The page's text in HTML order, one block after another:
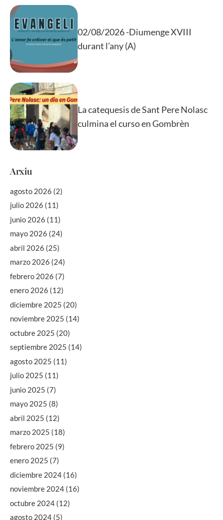
02/08/2026 -Diumenge XVIII
durant l’any (A)
La catequesis de Sant Pere Nolasc
culmina el curso en Gombrèn
Arxiu
agosto 2026 (2)
julio 2026 (11)
junio 2026 (11)
mayo 2026 (24)
abril 2026 (25)
marzo 2026 (24)
febrero 2026 (7)
enero 2026 (12)
diciembre 2025 (20)
noviembre 2025 (14)
octubre 2025 (20)
septiembre 2025 (14)
agosto 2025 (11)
julio 2025 (11)
junio 2025 (7)
mayo 2025 (8)
abril 2025 (12)
marzo 2025 (18)
febrero 2025 (9)
enero 2025 (7)
diciembre 2024 (16)
noviembre 2024 (16)
octubre 2024 (12)
agosto 2024 (5)